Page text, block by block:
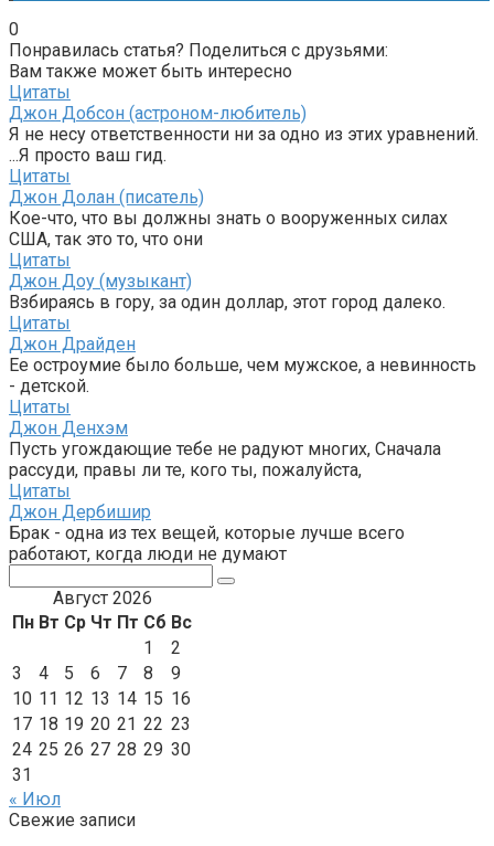
0
Понравилась статья? Поделиться с друзьями:
Вам также может быть интересно
Цитаты
Джон Добсон (астроном-любитель)
Я не несу ответственности ни за одно из этих уравнений.
...Я просто ваш гид.
Цитаты
Джон Долан (писатель)
Кое-что, что вы должны знать о вооруженных силах
США, так это то, что они
Цитаты
Джон Доу (музыкант)
Взбираясь в гору, за один доллар, этот город далеко.
Цитаты
Джон Драйден
Ее остроумие было больше, чем мужское, а невинность
- детской.
Цитаты
Джон Денхэм
Пусть угождающие тебе не радуют многих, Сначала
рассуди, правы ли те, кого ты, пожалуйста,
Цитаты
Джон Дербишир
Брак - одна из тех вещей, которые лучше всего
работают, когда люди не думают
Август 2026
Пн Вт Ср Чт Пт Сб Вс
1
2
3
4 5 6 7 8
9
10 11 12 13 14 15 16
17 18 19 20 21 22 23
24 25 26 27 28 29 30
31
« Июл
Свежие записи